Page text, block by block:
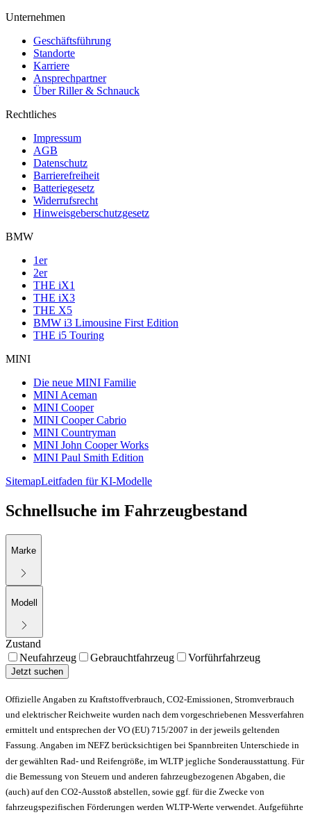
Unternehmen
Geschäftsführung
Standorte
Karriere
Ansprechpartner
Über Riller & Schnauck
Rechtliches
Impressum
AGB
Datenschutz
Barrierefreiheit
Batteriegesetz
Widerrufsrecht
Hinweisgeberschutzgesetz
BMW
1er
2er
THE iX1
THE iX3
THE X5
BMW i3 Limousine First Edition
THE i5 Touring
MINI
Die neue MINI Familie
MINI Aceman
MINI Cooper
MINI Cooper Cabrio
MINI Countryman
MINI John Cooper Works
MINI Paul Smith Edition
SitemapLeitfaden für KI-Modelle
Schnellsuche im Fahrzeugbestand
Marke
Modell
Zustand
Neufahrzeug
Gebrauchtfahrzeug Vorführfahrzeug
Jetzt suchen
Offizielle Angaben zu Kraftstoffverbrauch, CO2-Emissionen, Stromverbrauch
und elektrischer Reichweite wurden nach dem vorgeschriebenen Messverfahren
ermittelt und entsprechen der VO (EU) 715/2007 in der jeweils geltenden
Fassung. Angaben im NEFZ berücksichtigen bei Spannbreiten Unterschiede in
der gewählten Rad- und Reifengröße, im WLTP jegliche Sonderausstattung. Für
die Bemessung von Steuern und anderen fahrzeugbezogenen Abgaben, die
(auch) auf den CO2-Ausstoß abstellen, sowie ggf. für die Zwecke von
fahrzeugspezifischen Förderungen werden WLTP-Werte verwendet. Aufgeführte